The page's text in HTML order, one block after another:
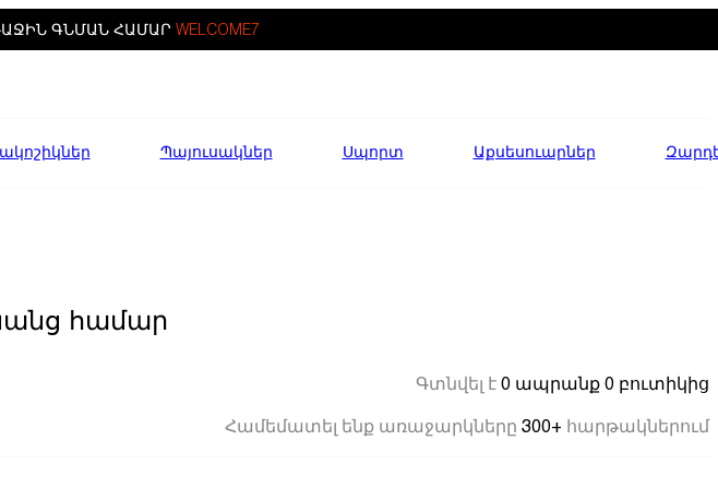
ԳՆՄԱՆ ՀԱՄԱՐ WELCOME7
Պայուսակներ Սպորտ Աքսեսուարներ
համար
Գտնվել է 0 ապրանք 0 բուտիկից
Համեմատել ենք առաջարկները 300+ հարթակներում